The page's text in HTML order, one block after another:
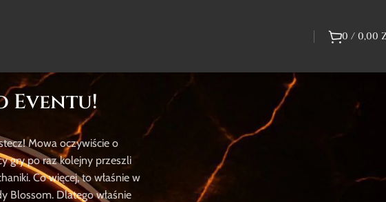
0 / 0,00
Eventu!
Mowa oczywiście o
gry po raz kolejny przeszli
Co więcej, to właśnie w
Blossom. Dlatego właśnie
Bestsellery Graczy